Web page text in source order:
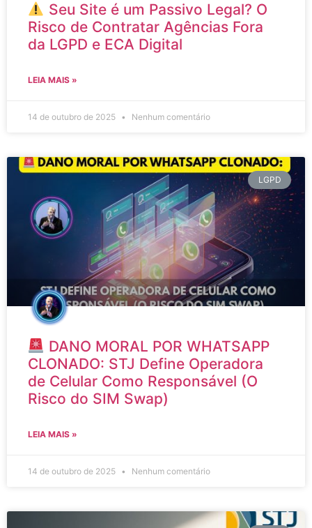
Seu Site é um Passivo Legal? O
Risco de Contratar Agências Fora
da LGPD e ECA Digital
LEIA MAIS »
14 de outubro de 2025 Nenhum comentário
LGPD
DANO MORAL POR WHATSAPP
CLONADO: STJ Define Operadora
de Celular Como Responsável (O
Risco do SIM Swap)
LEIA MAIS »
14 de outubro de 2025 Nenhum comentário